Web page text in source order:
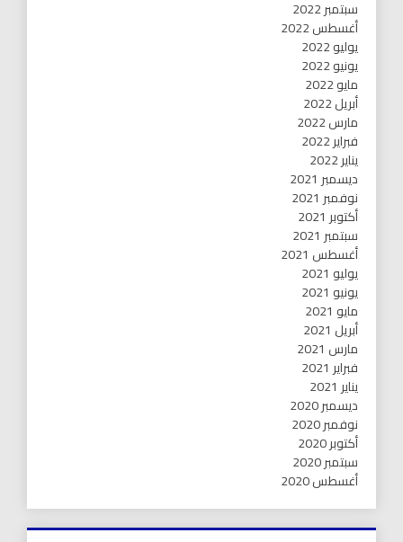
سبتمبر 2022
أغسطس 2022
يوليو 2022
يونيو 2022
مايو 2022
أبريل 2022
مارس 2022
فبراير 2022
يناير 2022
ديسمبر 2021
نوفمبر 2021
أكتوبر 2021
سبتمبر 2021
أغسطس 2021
يوليو 2021
يونيو 2021
مايو 2021
أبريل 2021
مارس 2021
فبراير 2021
يناير 2021
ديسمبر 2020
نوفمبر 2020
أكتوبر 2020
سبتمبر 2020
أغسطس 2020